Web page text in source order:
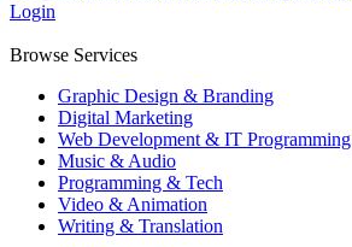
Login
Browse Services
Graphic Design & Branding
Digital Marketing
Web Development & IT Programming
Music & Audio
Programming & Tech
Video & Animation
Writing & Translation